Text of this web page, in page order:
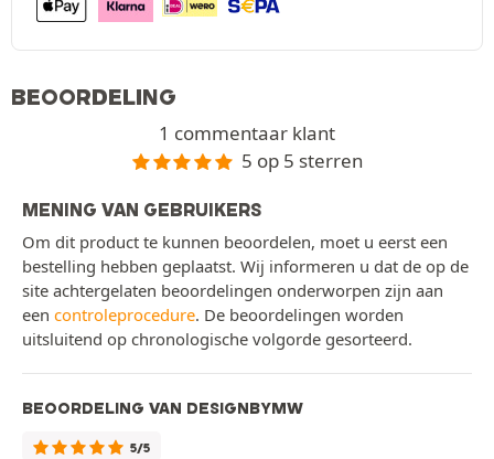
BEOORDELING
1 commentaar klant
5 op 5 sterren
MENING VAN GEBRUIKERS
Om dit product te kunnen beoordelen, moet u eerst een
bestelling hebben geplaatst. Wij informeren u dat de op de
site achtergelaten beoordelingen onderworpen zijn aan
een controleprocedure. De beoordelingen worden
uitsluitend op chronologische volgorde gesorteerd.
BEOORDELING VAN DESIGNBYMW
5/5